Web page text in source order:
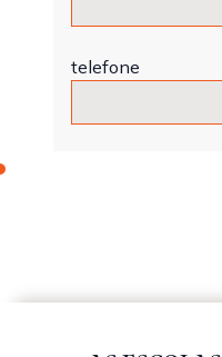
telefone